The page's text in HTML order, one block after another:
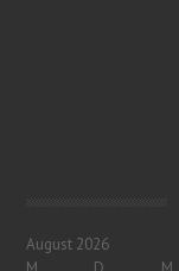
August 2026